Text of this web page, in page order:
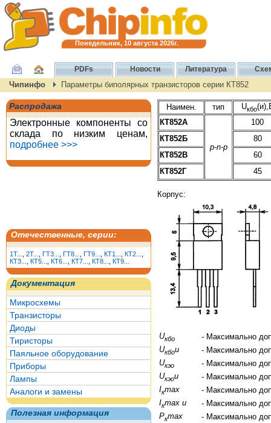
Понедельник, 10 августа 2026г.
PDFs Новости Литература
Чипинфо Параметры биполярных транзисторов серии КТ852
Распродажа
Электронные компоненты со
склада по низким ценам,
подробнее >>>
Отечественные, серии:
1T... 2T... ГТ3... ГТ8... ГТ9... КТ1... КТ2...
КТ3...
КТ5... КТ6... КТ7... КТ8... КТ9...
Документация
Микросхемы
Транзисторы
Диоды
Тиристоры
Паяльное оборудование
Приборы
Лампы
Аналоги и замены
Полезная информация
Наимен. тип Uкбо
КТ852А
p-n-p
100
КТ852Б
80
КТ852В
60
КТ852Г
45
Корпус:
Uкбо
- Максимально
Uкбои
- Максимально
Uкэо
- Максимально
Uкэои
- Максимально
Iкmax
- Максимально
Iкmax и
- Максимально
Pкmax
- Максимально